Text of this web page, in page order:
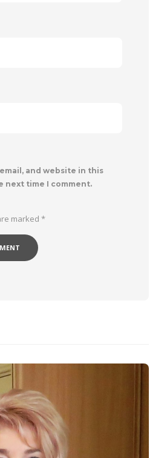
email, and website in this
next time I comment.
marked *